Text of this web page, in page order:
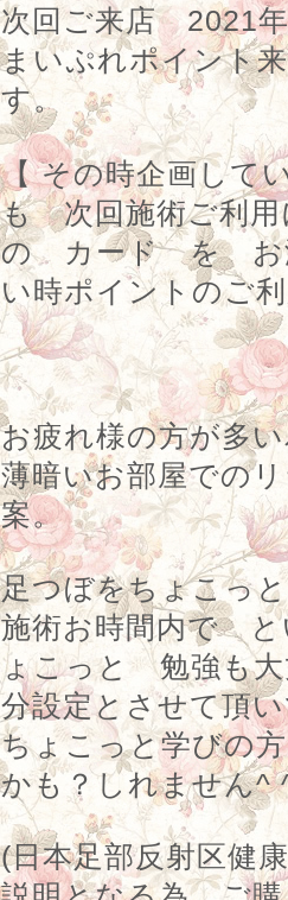
次回ご来店 2021年
まいぷれポイント
す。
【 その時企画して
も 次回施術ご利
の カード を お
い時ポイントのご利
お疲れ様の方が多い
薄暗いお部屋での
案。
足つぼをちょこっ
施術お時間内で
ょこっと 勉強も大
分設定とさせて頂
ちょこっと学びの
かも？しれません^
(日本足部反射区健